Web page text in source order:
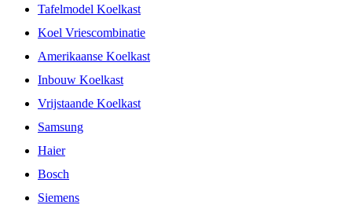
Tafelmodel Koelkast
Koel Vriescombinatie
Amerikaanse Koelkast
Inbouw Koelkast
Vrijstaande Koelkast
Samsung
Haier
Bosch
Siemens